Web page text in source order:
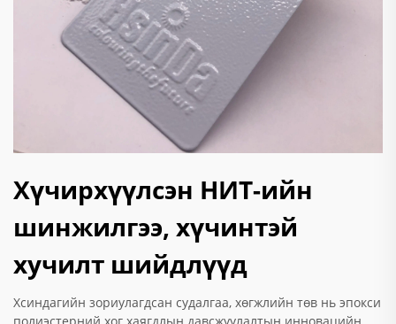
Хүчирхүүлсэн НИТ-ийн
шинжилгээ, хүчинтэй
хучилт шийдлүүд
Хсиндагийн зориулагдсан судалгаа, хөгжлийн төв нь эпокси